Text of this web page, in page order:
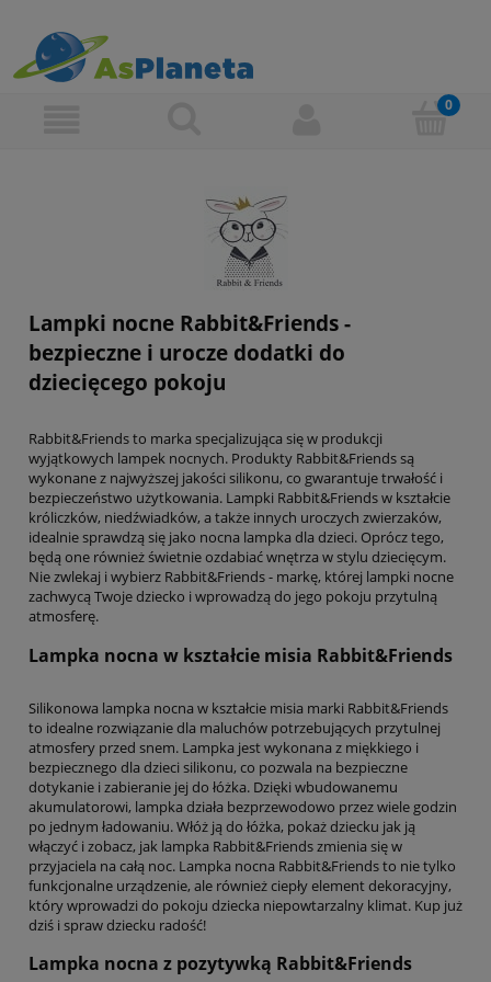
Lampki nocne Rabbit&Friends -
bezpieczne i urocze dodatki do
dziecięcego pokoju
Rabbit&Friends to marka specjalizująca się w produkcji
wyjątkowych lampek nocnych. Produkty Rabbit&Friends są
wykonane z najwyższej jakości silikonu, co gwarantuje trwałość i
bezpieczeństwo użytkowania. Lampki Rabbit&Friends w kształcie
króliczków, niedźwiadków, a także innych uroczych zwierzaków,
idealnie sprawdzą się jako nocna lampka dla dzieci. Oprócz tego,
będą one również świetnie ozdabiać wnętrza w stylu dziecięcym.
Nie zwlekaj i wybierz Rabbit&Friends - markę, której lampki nocne
zachwycą Twoje dziecko i wprowadzą do jego pokoju przytulną
atmosferę.
Lampka nocna w kształcie misia Rabbit&Friends
Silikonowa lampka nocna w kształcie misia marki Rabbit&Friends
to idealne rozwiązanie dla maluchów potrzebujących przytulnej
atmosfery przed snem. Lampka jest wykonana z miękkiego i
bezpiecznego dla dzieci silikonu, co pozwala na bezpieczne
dotykanie i zabieranie jej do łóżka. Dzięki wbudowanemu
akumulatorowi, lampka działa bezprzewodowo przez wiele godzin
po jednym ładowaniu. Włóż ją do łóżka, pokaż dziecku jak ją
włączyć i zobacz, jak lampka Rabbit&Friends zmienia się w
przyjaciela na całą noc. Lampka nocna Rabbit&Friends to nie tylko
funkcjonalne urządzenie, ale również ciepły element dekoracyjny,
który wprowadzi do pokoju dziecka niepowtarzalny klimat. Kup już
dziś i spraw dziecku radość!
Lampka nocna z pozytywką Rabbit&Friends